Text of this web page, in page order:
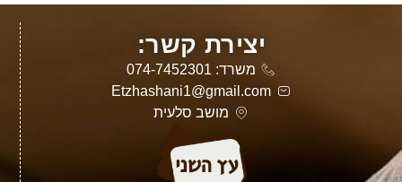
יצירת קשר:
משרד: 074-7452301
Etzhashani1@gmail.com
מושב סלעית